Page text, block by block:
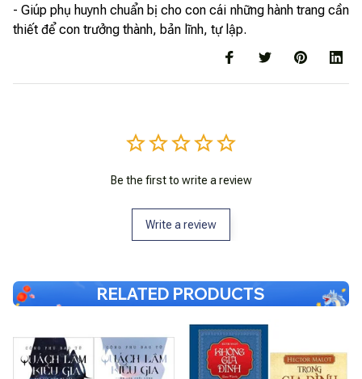
- Giúp phụ huynh chuẩn bị cho con cái những hành trang cần
thiết để con trưởng thành, bản lĩnh, tự lập.
Be the first to write a review
Write a review
RELATED PRODUCTS